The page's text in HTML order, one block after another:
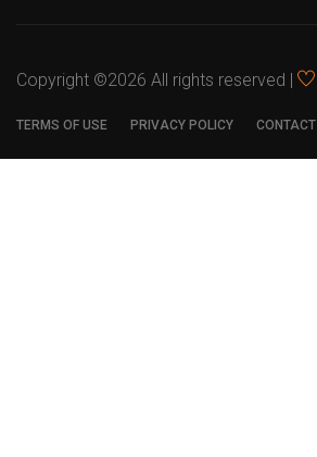
Copyright ©2026 All rights reserved |
TERMS OF USE PRIVACY POLICY CONTACT